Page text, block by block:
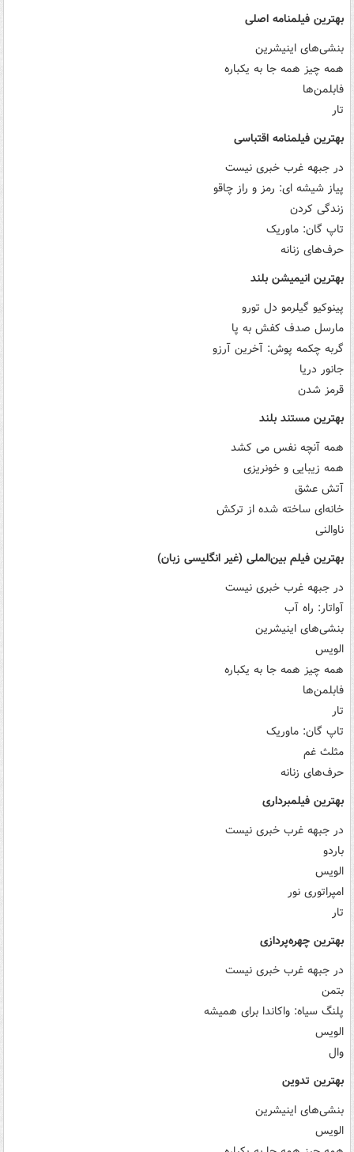
بهترین فیلمنامه اصلی
بنشی‌های اینیشرین
همه چیز همه جا به یکباره
فابلمن‌ها
تار
بهترین فیلمنامه اقتباسی
در جبهه غرب خبری نیست
پیاز شیشه ای: رمز و راز چاقو
زندگی کردن
تاپ گان: ماوریک
حرف‌های زنانه
بهترین انیمیشن بلند
پینوکیو گیلرمو دل تورو
مارسل صدف کفش به پا
گربه چکمه پوش: آخرین آرزو
جانور دریا
قرمز شدن
بهترین مستند بلند
همه آنچه نفس می کشد
همه زیبایی و خونریزی
آتش عشق
خانه‌ای ساخته شده از ترکش
ناوالنی
بهترین فیلم بین‌الملی (غیر انگلیسی زبان)
در جبهه غرب خبری نیست
آواتار: راه آب
بنشی‌های اینیشرین
الویس
همه چیز همه جا به یکباره
فابلمن‌ها
تار
تاپ گان: ماوریک
مثلث غم
حرف‌های زنانه
بهترین فیلمبرداری
در جبهه غرب خبری نیست
باردو
الویس
امپراتوری نور
تار
بهترین چهره‌پردازی
در جبهه غرب خبری نیست
بتمن
پلنگ سیاه: واکاندا برای همیشه
الویس
وال
بهترین تدوین
بنشی‌های اینیشرین
الویس